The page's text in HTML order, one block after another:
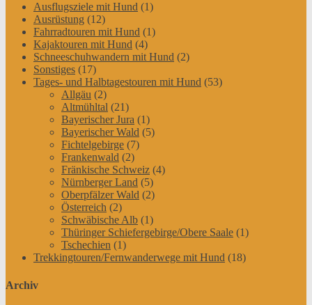
Ausflugsziele mit Hund (1)
Ausrüstung (12)
Fahrradtouren mit Hund (1)
Kajaktouren mit Hund (4)
Schneeschuhwandern mit Hund (2)
Sonstiges (17)
Tages- und Halbtagestouren mit Hund (53)
Allgäu (2)
Altmühltal (21)
Bayerischer Jura (1)
Bayerischer Wald (5)
Fichtelgebirge (7)
Frankenwald (2)
Fränkische Schweiz (4)
Nürnberger Land (5)
Oberpfälzer Wald (2)
Österreich (2)
Schwäbische Alb (1)
Thüringer Schiefergebirge/Obere Saale (1)
Tschechien (1)
Trekkingtouren/Fernwanderwege mit Hund (18)
Archiv